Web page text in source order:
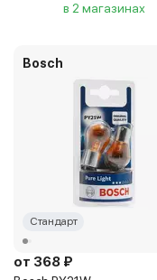
в 2 магазинах
Bosch
Стандарт
от 368 ₽